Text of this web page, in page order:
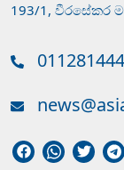
193/1, වීරසේකර